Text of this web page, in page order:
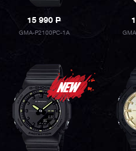
15 990P
GMA-P2100PC-1A